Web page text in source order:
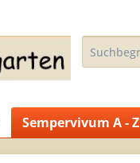
Sempervivum A - Z